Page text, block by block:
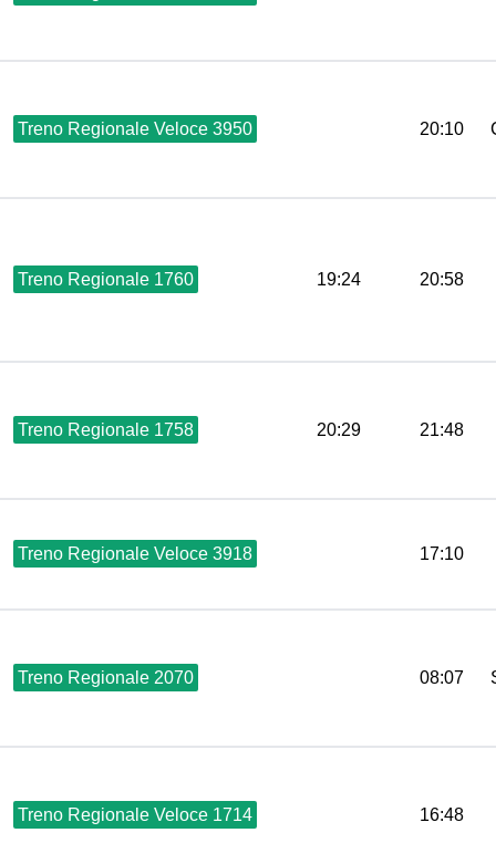
Treno Regionale Veloce 3950 20:10
Treno Regionale 1760 19:24 20:58
Treno Regionale 1758 20:29 21:48
Treno Regionale Veloce 3918 17:10
Treno Regionale 2070 08:07
Treno Regionale Veloce 1714 16:48